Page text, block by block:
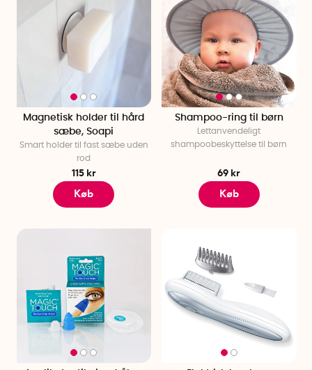
Magnetisk holder til hård
sæbe, Soapi
Smart holder til fast sæbe uden
rod
115 kr
Køb
Shampoo-ring til børn
Lettanvendeligt
shampoobeskyttelse til børn
69 kr
Køb